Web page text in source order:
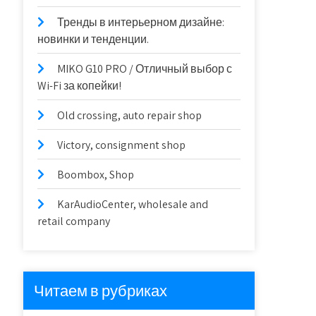
Тренды в интерьерном дизайне:
новинки и тенденции.
MIKO G10 PRO / Отличный выбор с
Wi-Fi за копейки!
Old crossing, auto repair shop
Victory, consignment shop
Boombox, Shop
KarAudioCenter, wholesale and
retail company
Читаем в рубриках